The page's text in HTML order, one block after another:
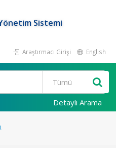
Sistemi
Araştırmacı Girişi English
Detaylı Arama